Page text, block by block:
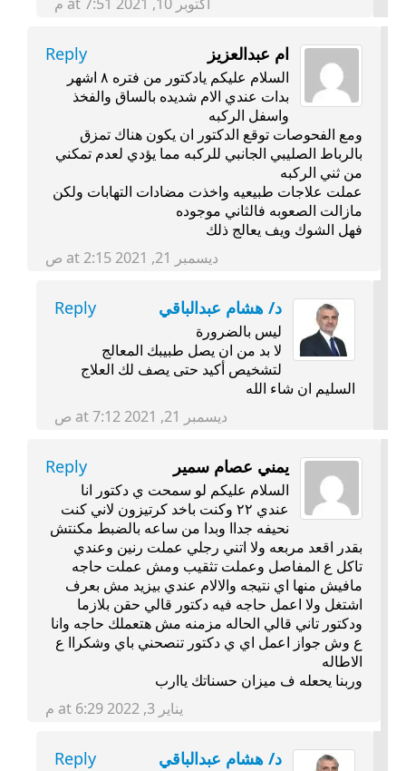
ام عبدالعزيز Reply
السلام عليكم يادكتور من فتره ٨ اشهر
بدات عندي الام شديده بالساق والفخذ
واسفل الركبه
ومع الفحوصات توقع الدكتور ان يكون هناك تمزق
بالرباط الصليبي الجانبي للركبه مما يؤدي لعدم تمكني
من ثني الركبه
عملت علاجات طبيعيه واخذت مضادات التهابات ولكن
مازالت الصعوبه فالثاني موجوده
فهل الشوك ويف يعالج ذلك
ديسمبر 21, 2021 at 2:15 ص
د/ هشام عبدالباقي Reply
ليس بالضرورة
لا بد من ان يصل طبيبك المعالج
لتشخيص أكيد حتى يصف لك العلاج
السليم ان شاء الله
ديسمبر 21, 2021 at 7:12 ص
يمني عصام سمير Reply
السلام عليكم لو سمحت ي دكتور انا
عندي ٢٢ وكنت باخد كرتيزون لاني كنت
نحيفه جداا وبدا من ساعه بالضبط مكنتش
بقدر اقعد مربعه ولا اتني رجلي عملت رنين وعندي
تاكل ع المفاصل وعملت تثقيب ومش عملت حاجه
مافيش منها اي نتيجه والالام عندي بيزيد مش بعرف
اشتغل ولا اعمل حاجه فيه دكتور قالي حقن بلازما
ودكتور تاني قالي الحاله مزمنه مش هتعملك حاجه وانا
ع وش جواز اعمل اي ي دكتور تنصحني باي وشكراا ع
الاطاله
وربنا يحعله ف ميزان حسناتك ياارب
يناير 3, 2022 at 6:29 م
د/ هشام عبدالباقي Reply